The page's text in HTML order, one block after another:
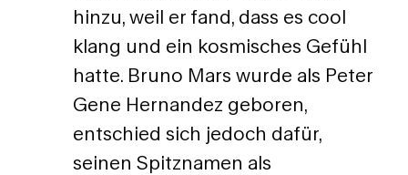
hinzu, weil er fand, dass es cool
klang und ein kosmisches Gefühl
hatte. Bruno Mars wurde als Peter
Gene Hernandez geboren,
entschied sich jedoch dafür,
seinen Spitznamen als